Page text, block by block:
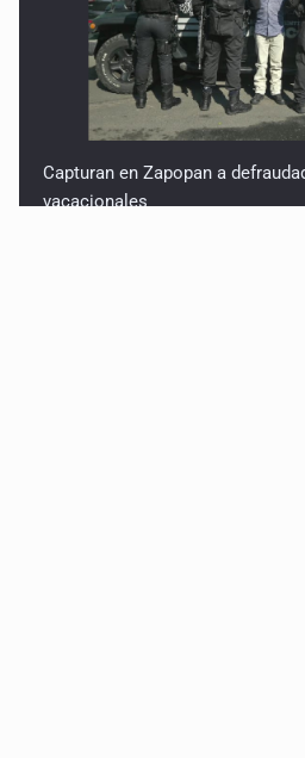
Capturan en Zapopan a
vacacionales